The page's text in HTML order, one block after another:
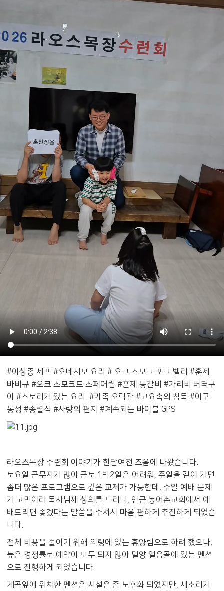
#이상종 세프 #오네시모 요리 # 오크 스모크 포크 벨리 #훈제
바비큐 #오크 스모크드 스페어립 #훈제 등갈비 #가리비 버터구
이 #스토리가 있는 요리 #가족 오락관 #고요속의 침묵 #이구
동성 #송별식 #사랑의 편지 #계속되는 바이블 GPS
라오스목장 수련회 이야기가 한달여전 즈음에 나왔습니다.
토요일 근무자가 많아 금토 1박2일은 어려워, 주일을 같이 가면
좀더 많은 프로그램으로 깊은 교제가 가능한데, 주일 예배 문제
가 고민이라 목사님께 상의를 드리니, 인근 농어촌교회에서 예
배드리면 좋겠다는 말씀을 주셔서 마음 편하게 추진하게 되었습
니다.
전체 비용을 줄이기 위해 의령에 있는 휴양림으로 하려 했으나,
높은 경쟁률로 예약이 모두 되지 않아 밀양 얼음골에 있는 펜션
으로 진행하게 되었습니다.
계곡앞에 위치한 펜션은 시설은 좀 노후화 되었지만, 새소리가